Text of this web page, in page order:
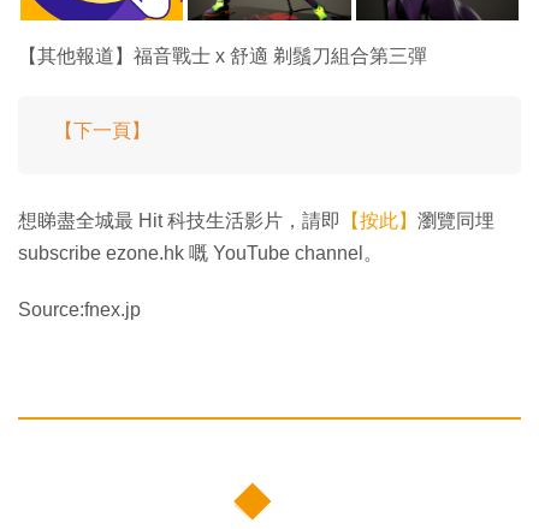
【其他報道】福音戰士 x 舒適 剃鬚刀組合第三彈
【下一頁】
想睇盡全城最 Hit 科技生活影片，請即 【按此】 瀏覽同埋
subscribe ezone.hk 嘅 YouTube channel。
Source:fnex.jp